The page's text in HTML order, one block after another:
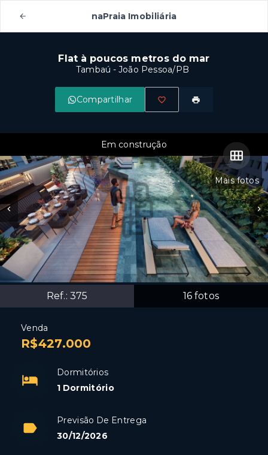
naPraia Imobiliária
Flat à poucos metros do mar
Tambaú - João Pessoa/PB
Compartilhar
Mais fotos
Ref.: 375 16 fotos
Em construção
Venda
R$427.000
Dormitórios
1 Dormitório
Previsão De Entrega
30/12/2026